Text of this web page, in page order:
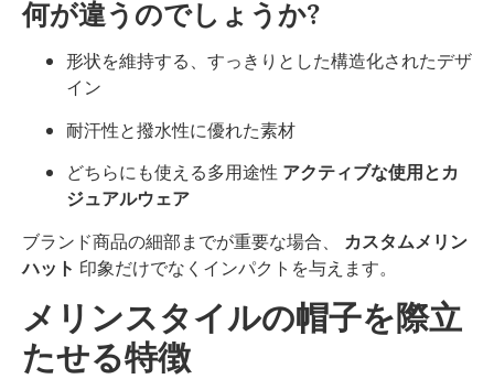
何が違うのでしょうか?
形状を維持する、すっきりとした構造化されたデザ
イン
耐汗性と撥水性に優れた素材
どちらにも使える多用途性 アクティブな使用とカ
ジュアルウェア
ブランド商品の細部までが重要な場合、 カスタムメリン
ハット 印象だけでなくインパクトを与えます。
メリンスタイルの帽子を際立
たせる特徴